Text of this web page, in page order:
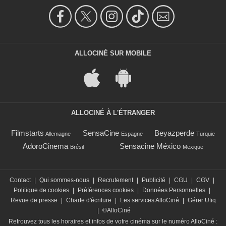
ALLOCINÉ SUR MOBILE
ALLOCINÉ À L'ÉTRANGER
Filmstarts Allemagne SensaCine Espagne Beyazperde Turquie
AdoroCinema Brésil Sensacine México Mexique
Contact Qui sommes-nous Recrutement Publicité CGU CGV
Politique de cookies
Préférences cookies Données Personnelles
Revue de presse
Charte d'écriture Les services AlloCiné
Gérer Utiq
©AlloCiné
Retrouvez tous les horaires et infos de votre cinéma sur le numéro AlloCiné :